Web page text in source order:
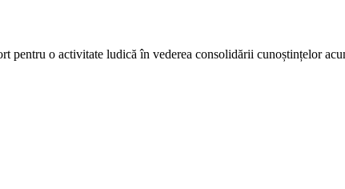
pentru o activitate ludică în vederea consolidării cunoștințelor